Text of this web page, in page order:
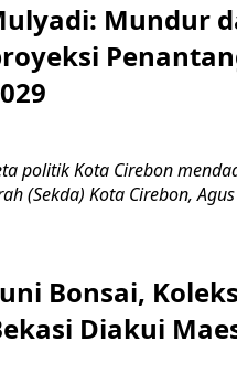
Mundur
politik Kota Cirebon
(Sekda) Kota Cirebon, Agus
Bonsai,
Diakui